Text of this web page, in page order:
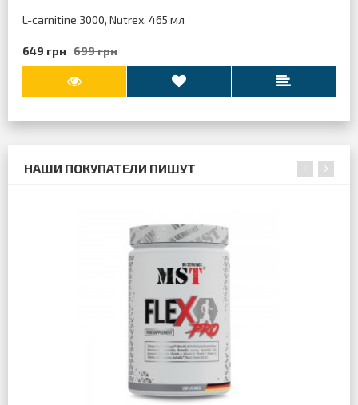
L-carnitine 3000, Nutrex, 465 мл
649 грн 699 грн
НАШИ ПОКУПАТЕЛИ ПИШУТ